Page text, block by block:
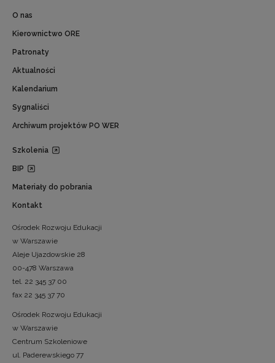
O nas
Kierownictwo ORE
Patronaty
Aktualności
Kalendarium
Sygnaliści
Archiwum projektów PO WER
Szkolenia
BIP
Materiały do pobrania
Kontakt
Ośrodek Rozwoju Edukacji
w Warszawie
Aleje Ujazdowskie 28
00-478 Warszawa
tel. 22 345 37 00
fax 22 345 37 70
Ośrodek Rozwoju Edukacji
w Warszawie
Centrum Szkoleniowe
ul. Paderewskiego 77